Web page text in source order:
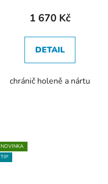
1 670 Kč
DETAIL
chránič holeně a nártu
NOVINKA
TIP